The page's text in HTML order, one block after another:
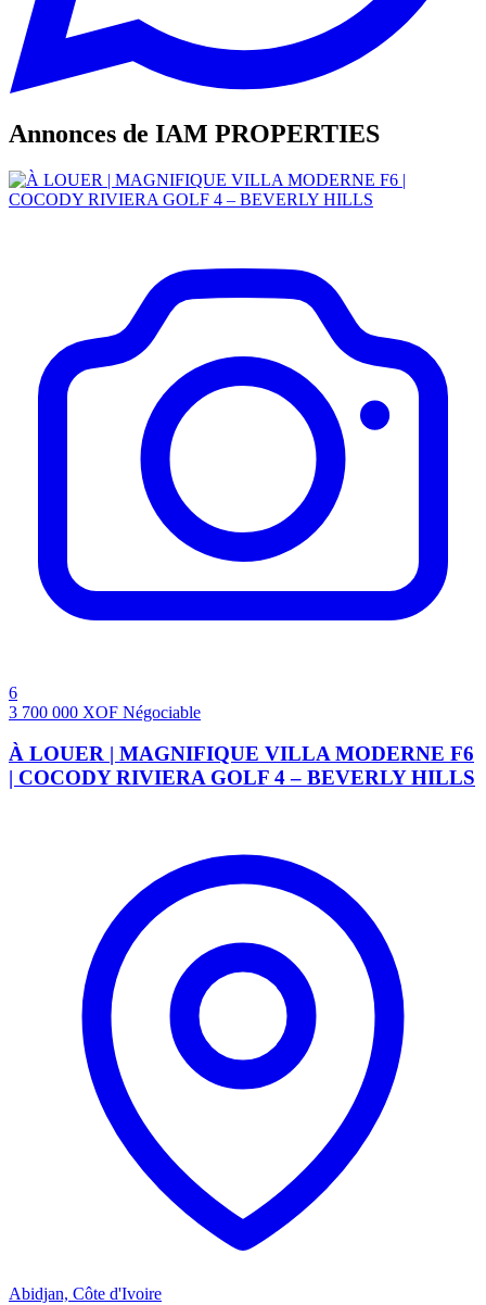
Annonces de IAM PROPERTIES
6
3 700 000 XOF Négociable
À LOUER | MAGNIFIQUE VILLA MODERNE F6
| COCODY RIVIERA GOLF 4 – BEVERLY HILLS
Abidjan, Côte d'Ivoire